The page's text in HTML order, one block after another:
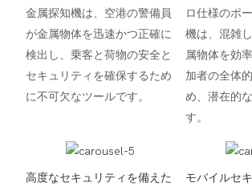
金属探知機は、空港の警備員
が金属物体を迅速かつ正確に
検出し、乗客と荷物の安全と
セキュリティを確保するため
に不可欠なツールです。
ロ仕様のポ
機は、混雑
属物体を効
加者の全体
め、潜在的
す。
高度なセキュリティを備えた
モバイルセ